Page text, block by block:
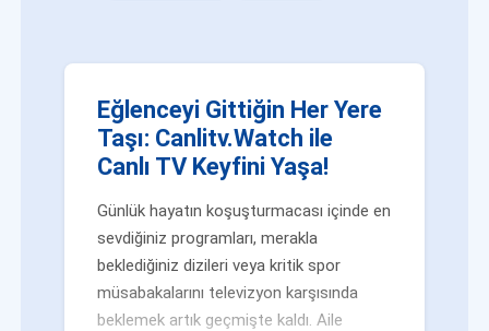
Eğlenceyi Gittiğin Her Yere
Taşı: Canlitv.Watch ile
Canlı TV Keyfini Yaşa!
Günlük hayatın koşuşturmacası içinde en
sevdiğiniz programları, merakla
beklediğiniz dizileri veya kritik spor
müsabakalarını televizyon karşısında
beklemek artık geçmişte kaldı. Aile